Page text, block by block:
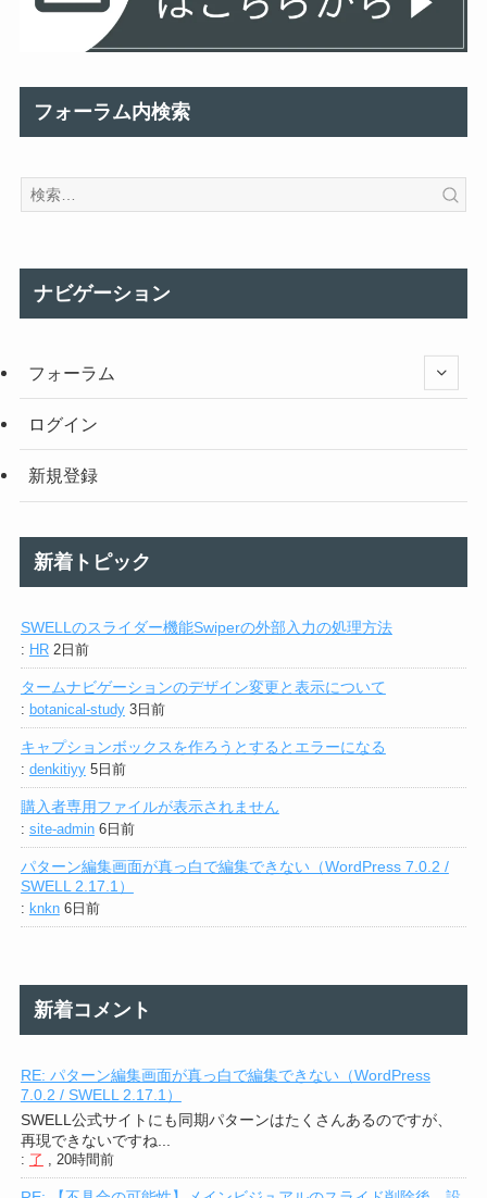
フォーラム内検索
ナビゲーション
フォーラム
ログイン
新規登録
新着トピック
SWELLのスライダー機能Swiperの外部入力の処理方法
: HR 2日前
タームナビゲーションのデザイン変更と表示について
: botanical-study 3日前
キャプションボックスを作ろうとするとエラーになる
: denkitiyy 5日前
購入者専用ファイルが表示されません
: site-admin 6日前
パターン編集画面が真っ白で編集できない（WordPress 7.0.2 /
SWELL 2.17.1）
: knkn 6日前
新着コメント
RE: パターン編集画面が真っ白で編集できない（WordPress
7.0.2 / SWELL 2.17.1）
SWELL公式サイトにも同期パターンはたくさんあるのですが、
再現できないですね...
: 了 , 20時間前